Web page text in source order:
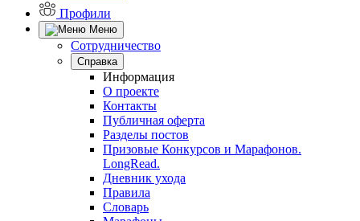
Профили
Меню
Сотрудничество
Справка
Информация
О проекте
Контакты
Публичная оферта
Разделы постов
Призовые Конкурсов и Марафонов.
LongRead.
Дневник ухода
Правила
Словарь